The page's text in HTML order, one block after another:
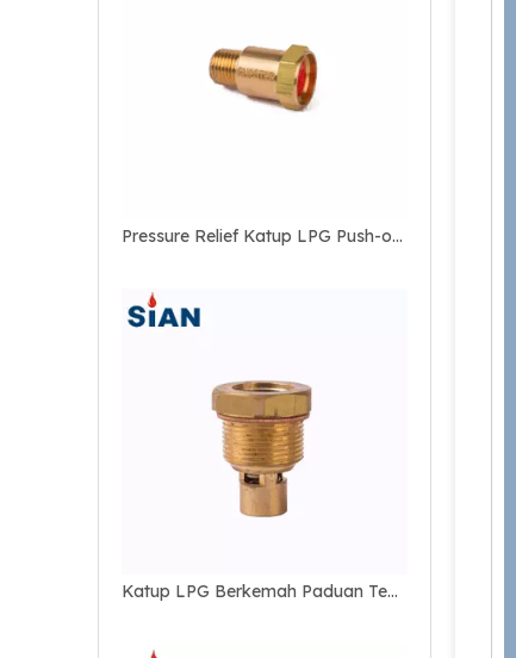
Pressure Relief Katup LPG Push-off Pengisian Cepat
Katup LPG Berkemah Paduan Tembaga Keselamatan